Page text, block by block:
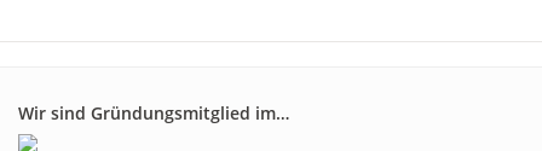
Wir sind Gründungsmitglied im…